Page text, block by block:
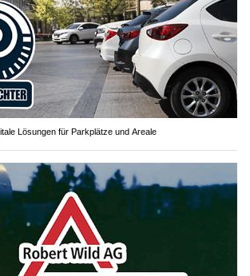
Lösungen für Parkplätze und Areale